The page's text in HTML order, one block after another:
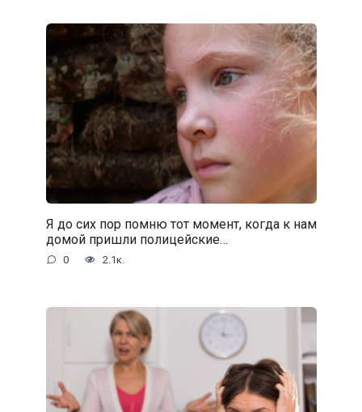
Я до сих пор помню тот момент, когда к нам
домой пришли полицейские…
0 2.1к.